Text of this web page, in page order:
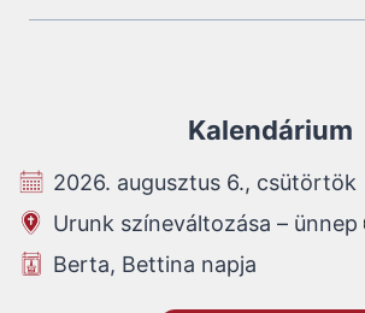
Kalendárium
2026. augusztus 6., csütörtök
Urunk színeváltozása – ünnep
Berta, Bettina napja